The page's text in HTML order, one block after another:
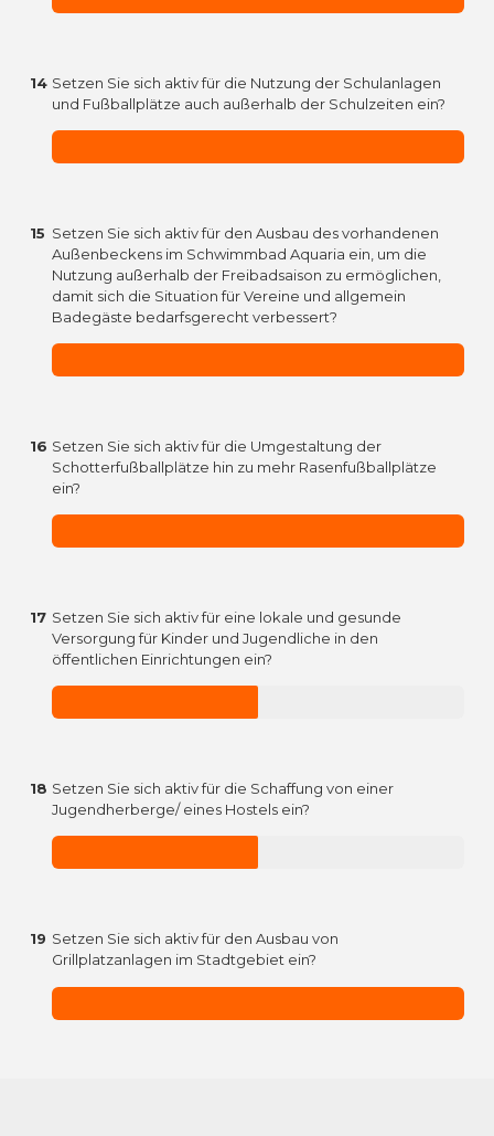
14 Setzen Sie sich aktiv für die Nutzung der Schulanlagen
und Fußballplätze auch außerhalb der Schulzeiten ein?
15 Setzen Sie sich aktiv für den Ausbau des vorhandenen
Außenbeckens im Schwimmbad Aquaria ein, um die
Nutzung außerhalb der Freibadsaison zu ermöglichen,
damit sich die Situation für Vereine und allgemein
Badegäste bedarfsgerecht verbessert?
16 Setzen Sie sich aktiv für die Umgestaltung der
Schotterfußballplätze hin zu mehr Rasenfußballplätze
ein?
17 Setzen Sie sich aktiv für eine lokale und gesunde
Versorgung für Kinder und Jugendliche in den
öffentlichen Einrichtungen ein?
18 Setzen Sie sich aktiv für die Schaffung von einer
Jugendherberge/ eines Hostels ein?
19 Setzen Sie sich aktiv für den Ausbau von
Grillplatzanlagen im Stadtgebiet ein?